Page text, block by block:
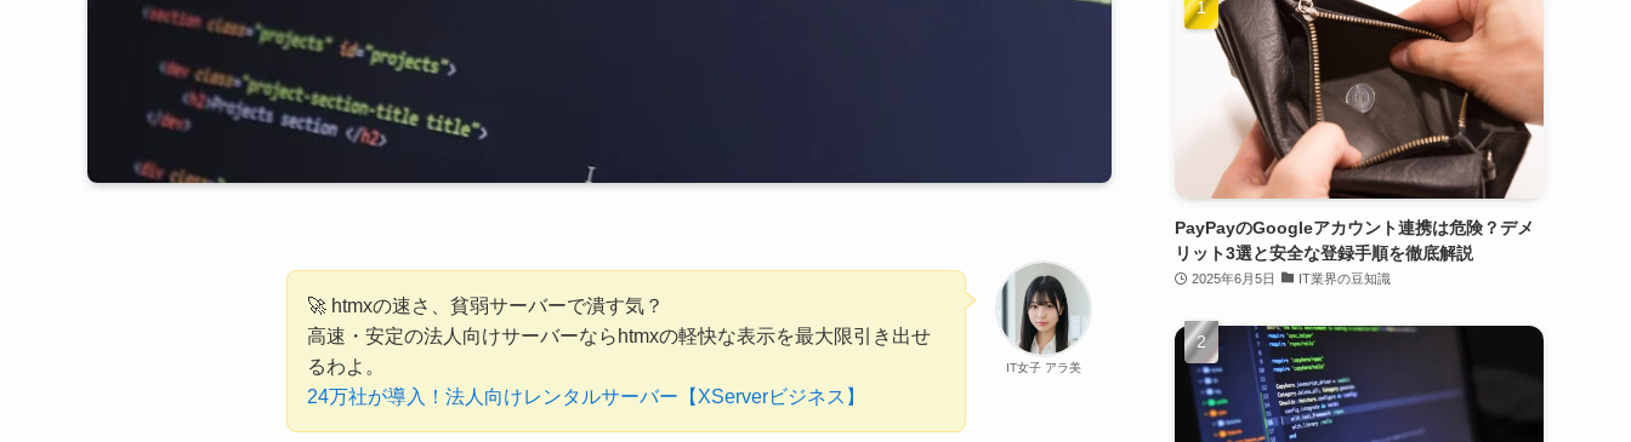
IT女子 アラ美
🚀 htmxの速さ、貧弱サーバーで潰す気？
高速・安定の法人向けサーバーならhtmxの軽快な表示を最大限引き出せ
るわよ。
24万社が導入！法人向けレンタルサーバー【XServerビジネス】
PayPayのGoogleアカウント連携は危険？デメ
リット3選と安全な登録手順を徹底解説
2025年6月5日 IT業界の豆知識